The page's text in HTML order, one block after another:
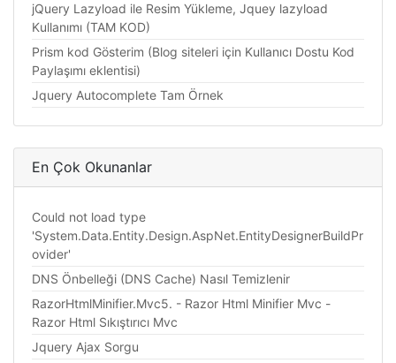
jQuery Lazyload ile Resim Yükleme, Jquey lazyload
Kullanımı (TAM KOD)
Prism kod Gösterim (Blog siteleri için Kullanıcı Dostu Kod
Paylaşımı eklentisi)
Jquery Autocomplete Tam Örnek
En Çok Okunanlar
Could not load type
'System.Data.Entity.Design.AspNet.EntityDesignerBuildPr
ovider'
DNS Önbelleği (DNS Cache) Nasıl Temizlenir
RazorHtmlMinifier.Mvc5. - Razor Html Minifier Mvc -
Razor Html Sıkıştırıcı Mvc
Jquery Ajax Sorgu